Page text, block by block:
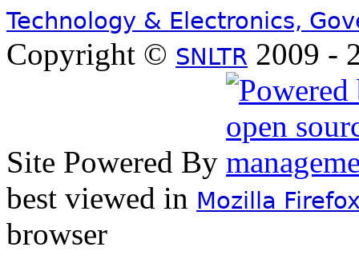
Technology & Electronics,
Copyright © SNLTR 2009 -
Site Powered By
best viewed in Mozilla
browser